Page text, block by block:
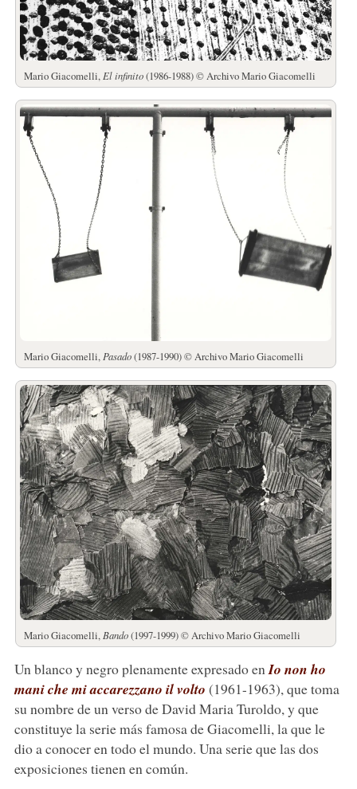
Mario Giacomelli, El infinito(1986-1988) © Archivo Mario Giacomelli
Mario Giacomelli, Pasado(1987-1990) © Archivo Mario Giacomelli
Mario Giacomelli, Bando(1997-1999) © Archivo Mario Giacomelli
Un blanco y negro plenamente expresado enIo non ho
mani che mi accarezzano il volto (1961-1963), que toma
su nombre de un verso de David Maria Turoldo, y que
constituye la serie más famosa de Giacomelli, la que le
dio a conocer en todo el mundo. Una serie que las dos
exposiciones tienen en común.